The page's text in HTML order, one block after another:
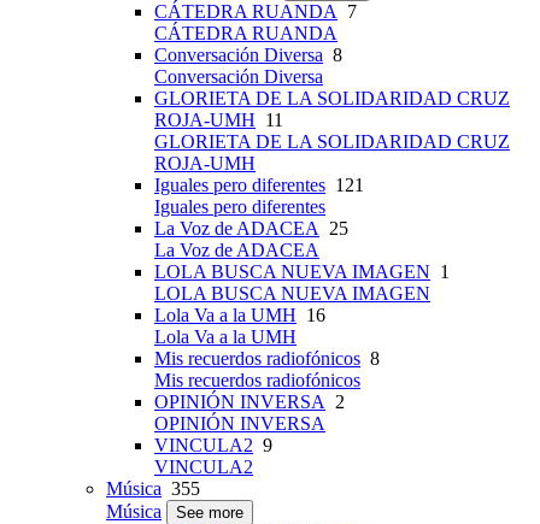
CÁTEDRA RUANDA
7
CÁTEDRA RUANDA
Conversación Diversa 8
Conversación Diversa
GLORIETA DE LA SOLIDARIDAD CRUZ
ROJA-UMH 11
GLORIETA DE LA SOLIDARIDAD CRUZ
ROJA-UMH
Iguales pero diferentes 121
Iguales pero diferentes
La Voz de ADACEA
25
La Voz de ADACEA
LOLA BUSCA NUEVA IMAGEN 1
LOLA BUSCA NUEVA IMAGEN
Lola Va a la UMH 16
Lola Va a la UMH
Mis recuerdos radiofónicos 8
Mis recuerdos radiofónicos
OPINIÓN INVERSA
2
OPINIÓN INVERSA
VINCULA2 9
VINCULA2
Música 355
Música
See more